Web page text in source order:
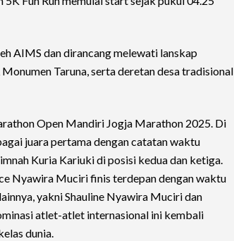
AIMS dan dirancang melewati lanskap
Taruna, serta deretan desa tradisional
Open Mandiri Jogja Marathon 2025. Di
juara pertama dengan catatan waktu
Kuria Kariuki di posisi kedua dan ketiga.
Nyawira Muciri finis terdepan dengan waktu
yakni Shauline Nyawira Muciri dan
atlet-atlet internasional ini kembali
dunia.